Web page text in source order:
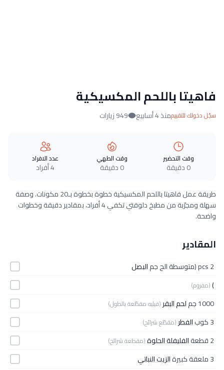
فاهيتا باللحم المكسيكية
سجّل دخولك للتقييممنذ 4 أسابيع 949 زيارات
وقت التحضير
0 دقيقة
وقت الطهي
0 دقيقة
عدد الافراد
4 أفراد
طريقة عمل فاهيتا باللحم المكسيكية خطوة بخطوة بـ20 مكونات. وصفة
سهلة ومجرّبة من مطبخ دلوقتي تكفي 4 أفراد، بمقادير دقيقة وخطوات
واضحة.
المقادير
2 pcs (متوسطة الح جم
البصل
)(مفروم)
1000 جم لحم البقر (فيليه مقطّعة بالطول)
3 كوب الفطر (مقطّع شرائح)
2 قطعة الفليفلة الحلوة(مقطعة شرائح)
3 ملعقة كبيرة
الزيت النباتي